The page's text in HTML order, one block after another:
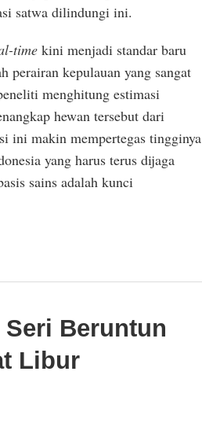
satwa dilindungi ini.
timekini menjadi standar baru
perairan kepulauan yang sangat
menghitung estimasi
hewan tersebut dari
ini makin mempertegas tingginya
yang harus terus dijaga
sains adalah kunci
Beruntun
Libur